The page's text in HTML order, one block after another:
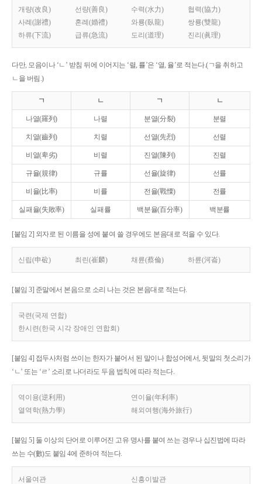
개량(改良) 선량(善良) 수력(水力)
협력(協力)
사례(謝禮)
혼례(婚禮) 와룡(臥龍)
쌍룡(雙龍)
하류(下流)
급류(急流) 도리(道理) 진리(眞理)
다만, 모음이나 ‘ㄴ’ 받침 뒤에 이어지는 ‘렬, 률’은 ‘열, 율’로 적는다.(ㄱ을 취하고
ㄴ을 버림.)
ㄱ ㄴ ㄱ ㄴ
나열(羅列) 나렬 분열(分裂) 분렬
치열(齒列) 치렬 선열(先烈) 선렬
비열(卑劣) 비렬 진열(陳列) 진렬
규율(規律) 규률 선율(旋律) 선률
비율(比率) 비률 전율(戰慄) 전률
실패율(失敗率) 실패률 백분율(百分率) 백분률
[붙임 2] 외자로 된 이름을 성에 붙여 쓸 경우에도 본음대로 적을 수 있다.
신립(申砬) 최린(崔麟) 채륜(蔡倫) 하륜(河崙)
[붙임 3] 준말에서 본음으로 소리 나는 것은 본음대로 적는다.
국련(국제 연합)
한시련(한국 시각 장애인 연합회)
[붙임 4] 접두사처럼 쓰이는 한자가 붙어서 된 말이나 합성어에서, 뒷말의 첫소리가
‘ㄴ’ 또는 ‘ㄹ’ 소리로 나더라도 두음 법칙에 따라 적는다.
역이용(逆利用)
연이율(年利率)
열역학(熱力學)
해외여행(海外旅行)
[붙임 5] 둘 이상의 단어로 이루어진 고유 명사를 붙여 쓰는 경우나 십진법에 따라
쓰는 수(數)도 붙임 4에 준하여 적는다.
서울여관 신흥이발관